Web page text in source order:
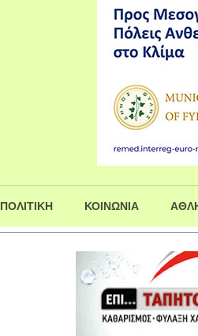
ΠΟΛΙΤΙΚΗ ΚΟΙΝΩΝΙΑ